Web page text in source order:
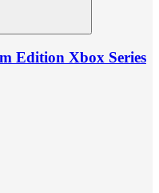
Edition Xbox Series